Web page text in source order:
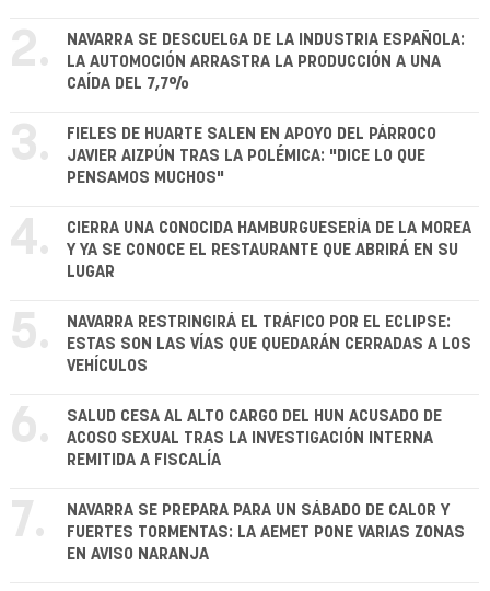
2.
NAVARRA SE DESCUELGA DE LA INDUSTRIA ESPAÑOLA:
LA AUTOMOCIÓN ARRASTRA LA PRODUCCIÓN A UNA
CAÍDA DEL 7,7%
3.
FIELES DE HUARTE SALEN EN APOYO DEL PÁRROCO
JAVIER AIZPÚN TRAS LA POLÉMICA: "DICE LO QUE
PENSAMOS MUCHOS"
4.
CIERRA UNA CONOCIDA HAMBURGUESERÍA DE LA MOREA
Y YA SE CONOCE EL RESTAURANTE QUE ABRIRÁ EN SU
LUGAR
5.
NAVARRA RESTRINGIRÁ EL TRÁFICO POR EL ECLIPSE:
ESTAS SON LAS VÍAS QUE QUEDARÁN CERRADAS A LOS
VEHÍCULOS
6.
SALUD CESA AL ALTO CARGO DEL HUN ACUSADO DE
ACOSO SEXUAL TRAS LA INVESTIGACIÓN INTERNA
REMITIDA A FISCALÍA
7.
NAVARRA SE PREPARA PARA UN SÁBADO DE CALOR Y
FUERTES TORMENTAS: LA AEMET PONE VARIAS ZONAS
EN AVISO NARANJA